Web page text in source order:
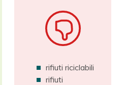
rifiuti riciclabili
rifiuti